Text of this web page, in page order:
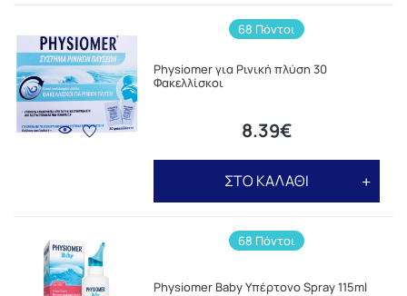
68 Πόντοι
Physiomer για Ρινική πλύση 30
Φακελλίσκοι
8.39€
ΣΤΟ ΚΑΛΑΘΙ
68 Πόντοι
Physiomer Baby Υπέρτονο Spray 115ml